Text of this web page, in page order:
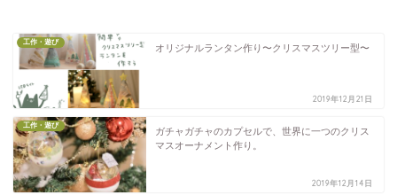
工作・遊び
オリジナルランタン作り〜クリスマスツリー型〜
2019年12月21日
工作・遊び
ガチャガチャのカプセルで、世界に一つのクリス
マスオーナメント作り。
2019年12月14日